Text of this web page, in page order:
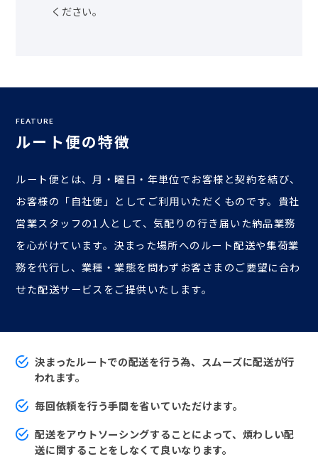
ください。
FEATURE
ルート便の特徴
ルート便とは、月・曜日・年単位でお客様と契約を結び、
お客様の「自社便」としてご利用いただくものです。 貴社
営業スタッフの1人として、気配りの行き届いた納品業務
を心がけています。 決まった場所へのルート配送や集荷業
務を代行し、業種・業態を問わずお客さまのご要望に合わ
せた配送サービスをご提供いたします。
決まったルートでの配送を行う為、スムーズに配送が行
われます。
毎回依頼を行う手間を省いていただけます。
配送をアウトソーシングすることによって、煩わしい配
送に関することをしなくて良いなります。